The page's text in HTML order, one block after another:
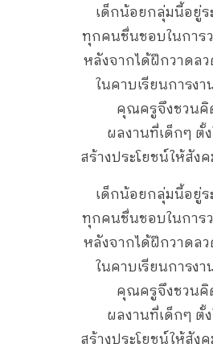
เด็กน้อยกลุ่มนี้อยู่
ทุกคนชื่นชอบในการ
หลังจากได้ฝึกวาดล
ในคาบเรียนการงา
คุณครูจึงชวนคิ
ผลงานที่เด็กๆ ตั้
สร้างประโยชน์ให้สัง
เด็กน้อยกลุ่มนี้อยู่
ทุกคนชื่นชอบในการ
หลังจากได้ฝึกวาดล
ในคาบเรียนการงา
คุณครูจึงชวนคิ
ผลงานที่เด็กๆ ตั้
สร้างประโยชน์ให้สัง